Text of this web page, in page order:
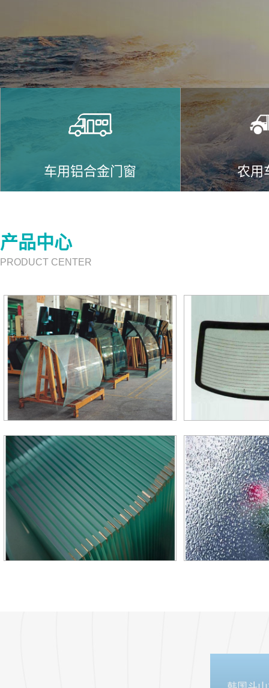
车用铝合金门窗 农用
产品中心
PRODUCT CENTER
北京单曲面钢化玻璃 北京双曲面钢化玻